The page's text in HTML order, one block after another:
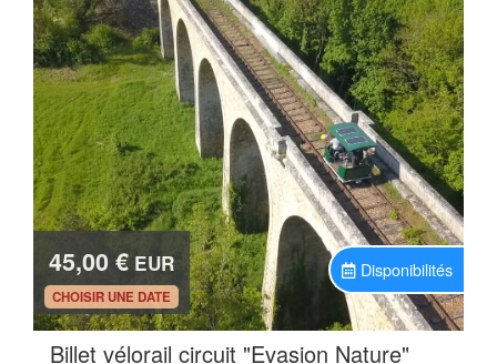
45,00 € EUR
.
CHOISIR UNE DATE
Disponibilités
Billet vélorail circuit "Evasion Nature"